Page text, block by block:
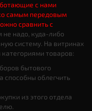
с нами
самым передовым
сравнить с
не надо, куда-либо
систему. На витринах
товаров:
бытового
способны облегчить
из этого отдела